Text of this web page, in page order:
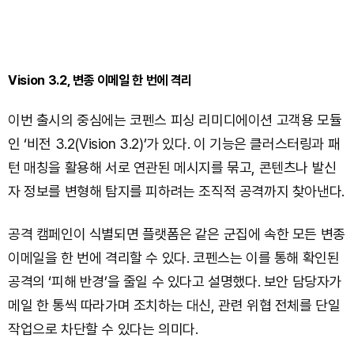
Vision 3.2, 변종 이메일 한 번에 격리
이번 출시의 중심에는 코펜스 피싱 리미디에이션 고객용 모듈
인 ‘비전 3.2(Vision 3.2)’가 있다. 이 기능은 클러스터링과 패
턴 매칭을 활용해 서로 연관된 메시지를 묶고, 콘텐츠나 발신
자 정보를 변형해 탐지를 피하려는 조직적 공격까지 찾아낸다.
공격 캠페인이 식별되면 플랫폼은 같은 군집에 속한 모든 변종
이메일을 한 번에 격리할 수 있다. 코펜스는 이를 통해 확인된
공격의 ‘피해 반경’을 줄일 수 있다고 설명했다. 보안 담당자가
메일 한 통씩 따라가며 조치하는 대신, 관련 위협 전체를 단일
작업으로 차단할 수 있다는 의미다.